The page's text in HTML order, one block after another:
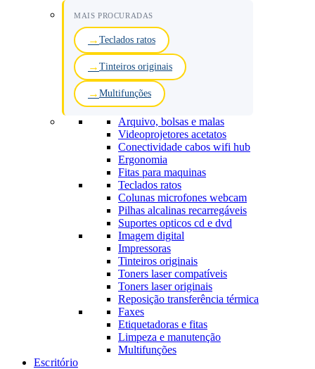
MAIS PROCURADAS
Teclados ratos
Tinteiros originais
Multifunções
Arquivo, bolsas e malas
Videoprojetores acetatos
Conectividade cabos wifi hub
Ergonomia
Fitas para maquinas
Teclados ratos
Colunas microfones webcam
Pilhas alcalinas recarregáveis
Suportes opticos cd e dvd
Imagem digital
Impressoras
Tinteiros originais
Toners laser compatíveis
Toners laser originais
Reposição transferência térmica
Faxes
Etiquetadoras e fitas
Limpeza e manutenção
Multifunções
Escritório